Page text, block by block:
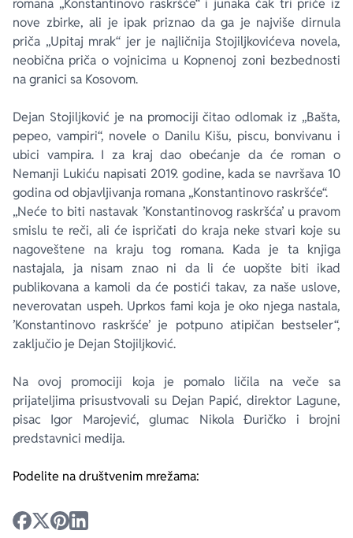
romana „Konstantinovo raskršće“ i junaka čak tri priče iz
nove zbirke, ali je ipak priznao da ga je najviše dirnula
priča „Upitaj mrak“ jer je najličnija Stojiljkovićeva novela,
neobična priča o vojnicima u Kopnenoj zoni bezbednosti
na granici sa Kosovom.
Dejan Stojiljković je na promociji čitao odlomak iz „Bašta,
pepeo, vampiri“, novele o Danilu Kišu, piscu, bonvivanu i
ubici vampira. I za kraj dao obećanje da će roman o
Nemanji Lukiću napisati 2019. godine, kada se navršava 10
godina od objavljivanja romana „Konstantinovo raskršće“.
„Neće to biti nastavak ’Konstantinovog raskršća’ u pravom
smislu te reči, ali će ispričati do kraja neke stvari koje su
nagoveštene na kraju tog romana. Kada je ta knjiga
nastajala, ja nisam znao ni da li će uopšte biti ikad
publikovana a kamoli da će postići takav, za naše uslove,
neverovatan uspeh. Uprkos fami koja je oko njega nastala,
’Konstantinovo raskršće’ je potpuno atipičan bestseler“,
zaključio je Dejan Stojiljković.
Na ovoj promociji koja je pomalo ličila na veče sa
prijateljima prisustvovali su Dejan Papić, direktor Lagune,
pisac Igor Marojević, glumac Nikola Đuričko i brojni
predstavnici medija.
Podelite na društvenim mrežama: